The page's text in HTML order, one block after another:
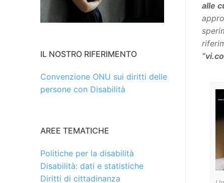
alle
IL NOSTRO RIFERIMENTO
Convenzione ONU sui diritti delle
persone con Disabilità
AREE TEMATICHE
Politiche per la disabilità
Disabilità: dati e statistiche
Diritti di cittadinanza